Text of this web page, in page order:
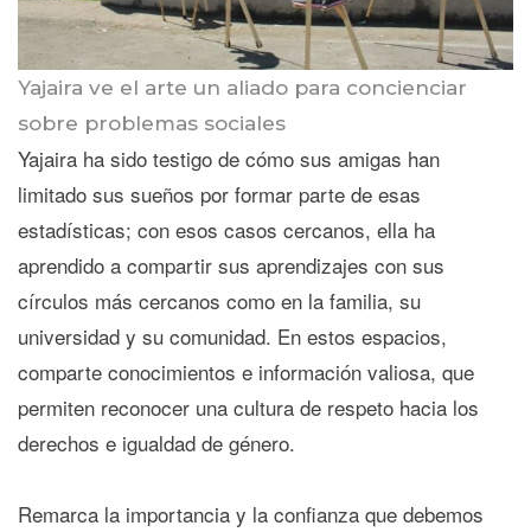
Yajaira ve el arte un aliado para concienciar
sobre problemas sociales
Yajaira ha sido testigo de cómo sus amigas han
limitado sus sueños por formar parte de esas
estadísticas; con esos casos cercanos, ella ha
aprendido a compartir sus aprendizajes con sus
círculos más cercanos como en la familia, su
universidad y su comunidad. En estos espacios,
comparte conocimientos e información valiosa, que
permiten reconocer una cultura de respeto hacia los
derechos e igualdad de género.
Remarca la importancia y la confianza que debemos